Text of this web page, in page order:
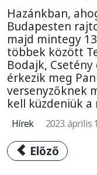
Hazánkban,
Budapesten
majd mintegy
többek között
Bodajk,
érkezik meg
versenyzőknek
kell küzdeniük a
Hírek 2023. április
Előző cikk: A
Előző